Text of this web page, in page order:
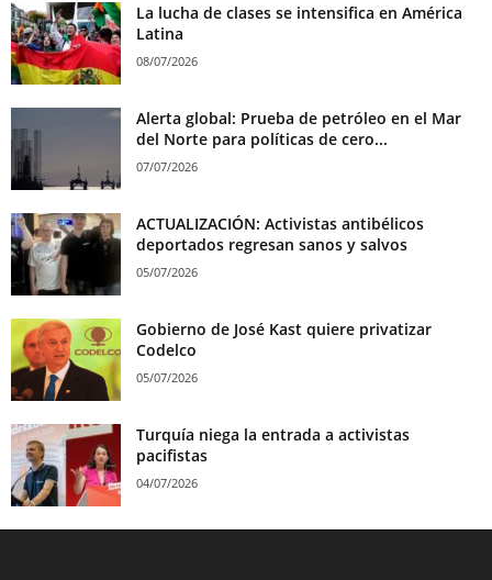
La lucha de clases se intensifica en América
Latina
08/07/2026
Alerta global: Prueba de petróleo en el Mar
del Norte para políticas de cero...
07/07/2026
ACTUALIZACIÓN: Activistas antibélicos
deportados regresan sanos y salvos
05/07/2026
Gobierno de José Kast quiere privatizar
Codelco
05/07/2026
Turquía niega la entrada a activistas
pacifistas
04/07/2026